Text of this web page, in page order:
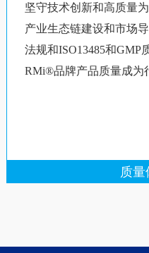
坚守技术创新和高质量
产业生态链建设和市场
法规和ISO13485和GMP
RMi®品牌产品质量成为
质量